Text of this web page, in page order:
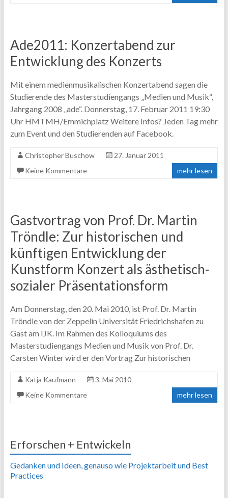
Ade2011: Konzertabend zur
Entwicklung des Konzerts
Mit einem medienmusikalischen Konzertabend sagen die
Studierende des Masterstudiengangs „Medien und Musik“,
Jahrgang 2008 „ade“. Donnerstag, 17. Februar 2011 19:30
Uhr HMTMH/Emmichplatz Weitere Infos? Jeden Tag mehr
zum Event und den Studierenden auf Facebook.
Christopher Buschow
27. Januar 2011
Keine Kommentare
mehr lesen
Gastvortrag von Prof. Dr. Martin
Tröndle: Zur historischen und
künftigen Entwicklung der
Kunstform Konzert als ästhetisch-
sozialer Präsentationsform
Am Donnerstag, den 20. Mai 2010, ist Prof. Dr. Martin
Tröndle von der Zeppelin Universität Friedrichshafen zu
Gast am IJK. Im Rahmen des Kolloquiums des
Masterstudiengangs Medien und Musik von Prof. Dr.
Carsten Winter wird er den Vortrag Zur historischen
Katja Kaufmann
3. Mai 2010
Keine Kommentare
mehr lesen
Erforschen + Entwickeln
Gedanken und Ideen, genauso wie Projektarbeit und Best
Practices